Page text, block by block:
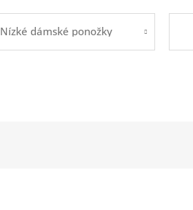
Nízké dámské ponožky